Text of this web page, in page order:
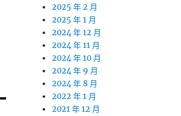
2025 年 2 月
2025 年 1 月
2024 年 12 月
2024 年 11 月
2024 年 10 月
2024 年 9 月
2024 年 8 月
2022 年 1 月
2021 年 12 月